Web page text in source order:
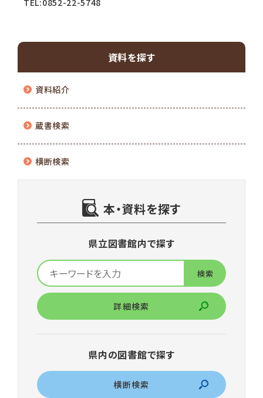
TEL:0852-22-5748
資料を探す
資料紹介
蔵書検索
横断検索
本・資料を探す
県立図書館内で探す
詳細検索
県内の図書館で探す
横断検索